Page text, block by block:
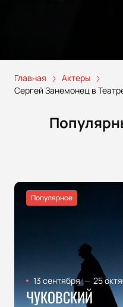
Главная
Актеры
Сергей Занемонец в
Популярное
13 сентября — 25
ЧУКОВСКИЙ